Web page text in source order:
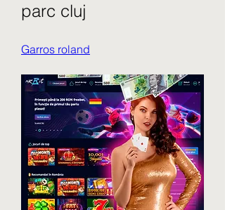
parc cluj
Garros roland